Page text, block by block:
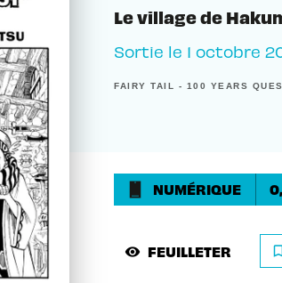
Le village de
Sortie le 1 octobre
FAIRY TAIL - 100 YEARS
NUMÉRIQUE
visibility FEUILLETER